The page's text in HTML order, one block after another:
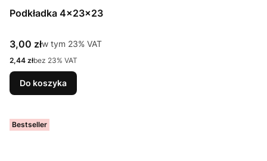
Podkładka 4x23x23
Cena brutto
3,00 złw tym %s VAT
w tym 23% VAT
Cena netto
2,44 złbez 23% VAT
Do koszyka
Bestseller